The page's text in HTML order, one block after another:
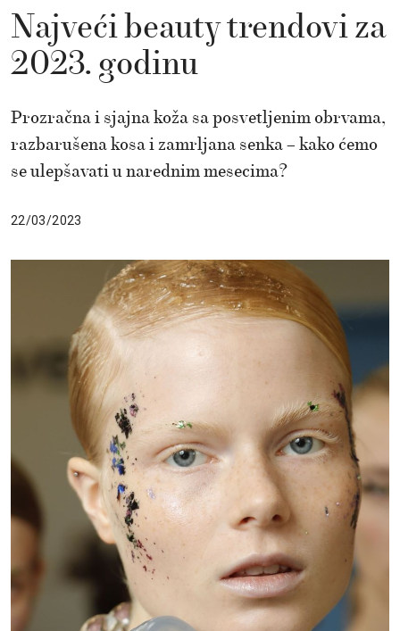
Najveći beauty trendovi za
2023. godinu
Prozračna i sjajna koža sa posvetljenim obrvama,
razbarušena kosa i zamrljana senka – kako ćemo
se ulepšavati u narednim mesecima?
22/03/2023